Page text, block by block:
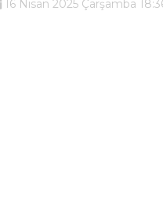
16 Nisan 2025 Çarşamba